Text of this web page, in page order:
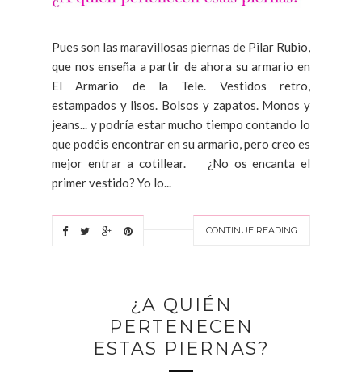
Pues son las maravillosas piernas de Pilar Rubio,
que nos enseña a partir de ahora su armario en
El Armario de la Tele. Vestidos retro,
estampados y lisos. Bolsos y zapatos. Monos y
jeans... y podría estar mucho tiempo contando lo
que podéis encontrar en su armario, pero creo es
mejor entrar a cotillear. ¿No os encanta el
primer vestido? Yo lo...
CONTINUE READING
¿A QUIÉN
PERTENECEN
ESTAS PIERNAS?